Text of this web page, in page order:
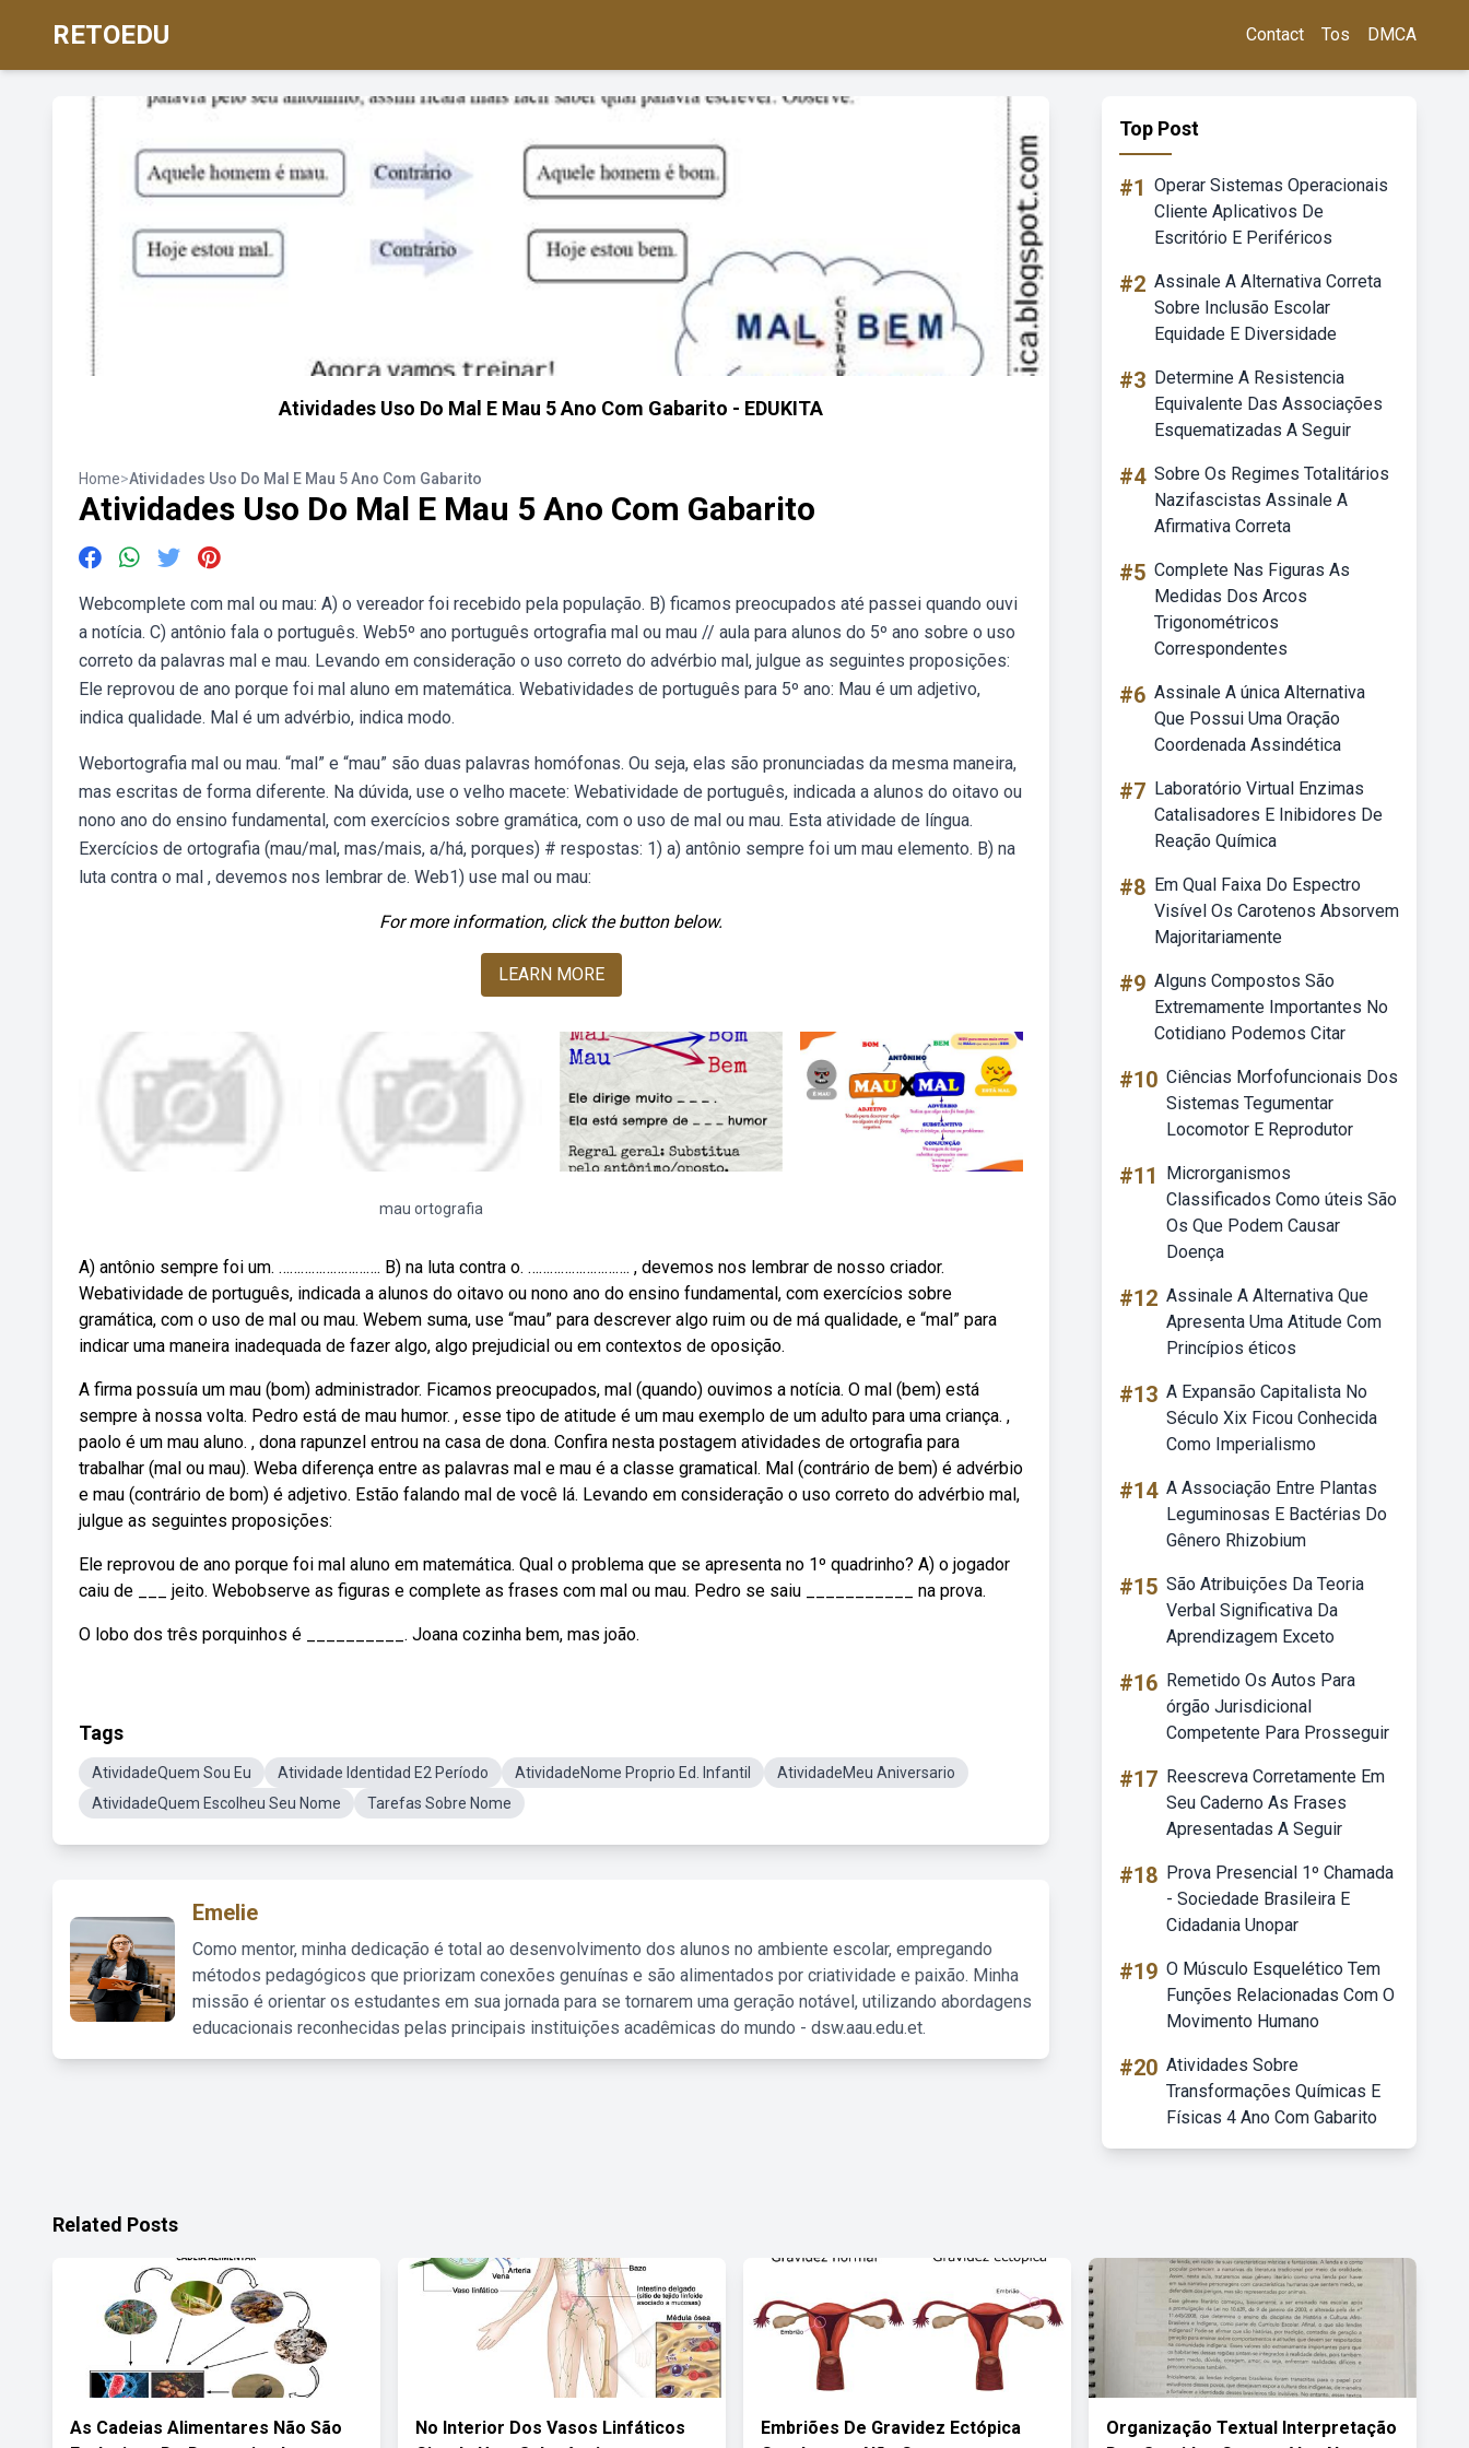
RETOEDU Contact Tos DMCA
Atividades Uso Do Mal E Mau 5 Ano Com Gabarito - EDUKITA
Home>Atividades Uso Do Mal E Mau 5 Ano Com Gabarito
Atividades Uso Do Mal E Mau 5 Ano Com Gabarito
Webcomplete com mal ou mau: A) o vereador foi recebido pela população. B) ficamos preocupados até passei quando ouvi
a notícia. C) antônio fala o português. Web5º ano português ortografia mal ou mau // aula para alunos do 5º ano sobre o uso
correto da palavras mal e mau. Levando em consideração o uso correto do advérbio mal, julgue as seguintes proposições:
Ele reprovou de ano porque foi mal aluno em matemática. Webatividades de português para 5º ano: Mau é um adjetivo,
indica qualidade. Mal é um advérbio, indica modo.
Webortografia mal ou mau. “mal” e “mau” são duas palavras homófonas. Ou seja, elas são pronunciadas da mesma maneira,
mas escritas de forma diferente. Na dúvida, use o velho macete: Webatividade de português, indicada a alunos do oitavo ou
nono ano do ensino fundamental, com exercícios sobre gramática, com o uso de mal ou mau. Esta atividade de língua.
Exercícios de ortografia (mau/mal, mas/mais, a/há, porques) # respostas: 1) a) antônio sempre foi um mau elemento. B) na
luta contra o mal , devemos nos lembrar de. Web1) use mal ou mau:
For more information, click the button below.
LEARN MORE
mau ortografia
A) antônio sempre foi um. ………………………. B) na luta contra o. ………………………. , devemos nos lembrar de nosso criador.
Webatividade de português, indicada a alunos do oitavo ou nono ano do ensino fundamental, com exercícios sobre
gramática, com o uso de mal ou mau. Webem suma, use “mau” para descrever algo ruim ou de má qualidade, e “mal” para
indicar uma maneira inadequada de fazer algo, algo prejudicial ou em contextos de oposição.
A firma possuía um mau (bom) administrador. Ficamos preocupados, mal (quando) ouvimos a notícia. O mal (bem) está
sempre à nossa volta. Pedro está de mau humor. , esse tipo de atitude é um mau exemplo de um adulto para uma criança. ,
paolo é um mau aluno. , dona rapunzel entrou na casa de dona. Confira nesta postagem atividades de ortografia para
trabalhar (mal ou mau). Weba diferença entre as palavras mal e mau é a classe gramatical. Mal (contrário de bem) é advérbio
e mau (contrário de bom) é adjetivo. Estão falando mal de você lá. Levando em consideração o uso correto do advérbio mal,
julgue as seguintes proposições:
Ele reprovou de ano porque foi mal aluno em matemática. Qual o problema que se apresenta no 1º quadrinho? A) o jogador
caiu de ___ jeito. Webobserve as figuras e complete as frases com mal ou mau. Pedro se saiu ___________ na prova.
O lobo dos três porquinhos é __________. Joana cozinha bem, mas joão.
Tags
AtividadeQuem Sou Eu Atividade Identidad E2 Período AtividadeNome Proprio Ed. Infantil
AtividadeMeu Aniversario
AtividadeQuem Escolheu Seu Nome
Tarefas Sobre Nome
Emelie
Como mentor, minha dedicação é total ao desenvolvimento dos alunos no ambiente escolar, empregando
métodos pedagógicos que priorizam conexões genuínas e são alimentados por criatividade e paixão. Minha
missão é orientar os estudantes em sua jornada para se tornarem uma geração notável, utilizando abordagens
educacionais reconhecidas pelas principais instituições acadêmicas do mundo - dsw.aau.edu.et.
Top Post
#1 Operar Sistemas Operacionais
Cliente Aplicativos De
Escritório E Periféricos
#2 Assinale A Alternativa Correta
Sobre Inclusão Escolar
Equidade E Diversidade
#3 Determine A Resistencia
Equivalente Das Associações
Esquematizadas A Seguir
#4 Sobre Os Regimes Totalitários
Nazifascistas Assinale A
Afirmativa Correta
#5 Complete Nas Figuras As
Medidas Dos Arcos
Trigonométricos
Correspondentes
#6 Assinale A única Alternativa
Que Possui Uma Oração
Coordenada Assindética
#7 Laboratório Virtual Enzimas
Catalisadores E Inibidores De
Reação Química
#8 Em Qual Faixa Do Espectro
Visível Os Carotenos Absorvem
Majoritariamente
#9 Alguns Compostos São
Extremamente Importantes No
Cotidiano Podemos Citar
#10 Ciências Morfofuncionais Dos
Sistemas Tegumentar
Locomotor E Reprodutor
#11
Microrganismos
Classificados Como úteis São
Os Que Podem Causar
Doença
#12 Assinale A Alternativa Que
Apresenta Uma Atitude Com
Princípios éticos
#13 A Expansão Capitalista No
Século Xix Ficou Conhecida
Como Imperialismo
#14 A Associação Entre Plantas
Leguminosas E Bactérias Do
Gênero Rhizobium
#15 São Atribuições Da Teoria
Verbal Significativa Da
Aprendizagem Exceto
#16 Remetido Os Autos Para
órgão Jurisdicional
Competente Para Prosseguir
#17 Reescreva Corretamente Em
Seu Caderno As Frases
Apresentadas A Seguir
#18 Prova Presencial 1º Chamada
- Sociedade Brasileira E
Cidadania Unopar
#19 O Músculo Esquelético Tem
Funções Relacionadas Com O
Movimento Humano
#20 Atividades Sobre
Transformações Químicas E
Físicas 4 Ano Com Gabarito
Related Posts
As Cadeias Alimentares Não São
No Interior Dos Vasos Linfáticos
Embriões De Gravidez Ectópica
Organização Textual Interpretação